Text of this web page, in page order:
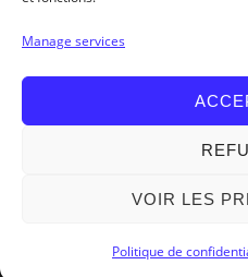
Manage services
VOIR LES
Politique de
Get in Touch